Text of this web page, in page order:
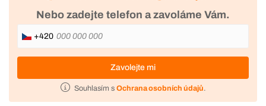
Nebo zadejte telefon a zavoláme Vám.
+420
Zavolejte mi
Souhlasím s Ochrana osobních údajů.